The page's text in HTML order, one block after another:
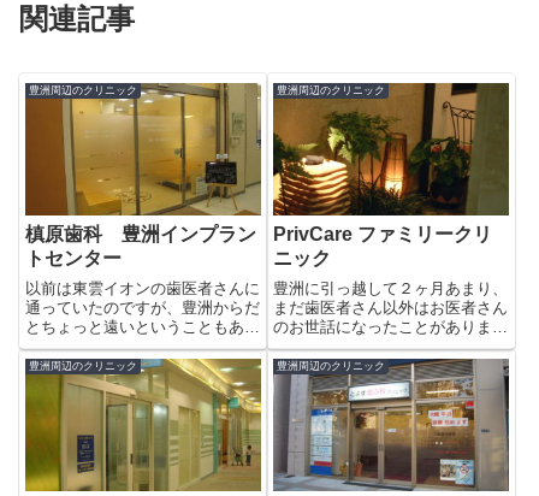
関連記事
豊洲周辺のクリニック
槙原歯科 豊洲インプラン
トセンター
以前は東雲イオンの歯医者さんに
通っていたのですが、豊洲からだ
とちょっと遠いということもあ
り、（私のものぐさもあり…）近
場の歯医者さんを探していまし
た。しかし、やっぱり歯は痛みだ
さないとなかなか行かなかった
り…で、とうとう奥歯が痛みだし
たのを...
豊洲周辺のクリニック
PrivCare ファミリークリ
ニック
豊洲に引っ越して２ヶ月あまり、
まだ歯医者さん以外はお医者さん
のお世話になったことがありませ
んでした。数日前、珍しく猛ダッ
シュしたせいで翌日から足が痛く
なり、しばらくがまんして歩いて
いたのですが、やはり大晦日、お
正月は歩く時期、そのうえ医院
豊洲周辺のクリニック 豊洲周辺のクリニック